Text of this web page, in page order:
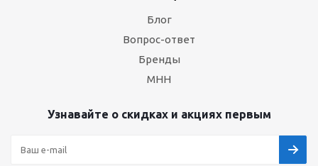
Блог
Вопрос-ответ
Бренды
МНН
Узнавайте о скидках и акциях первым